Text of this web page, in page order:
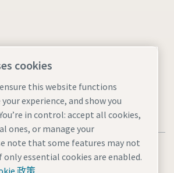
cookies 网站地图
-1沪公网安备 31010602005937号
cookies
this website functions
experience, and show you
in control: accept all cookies,
ones, or manage your
note that some features may not
essential cookies are enabled.